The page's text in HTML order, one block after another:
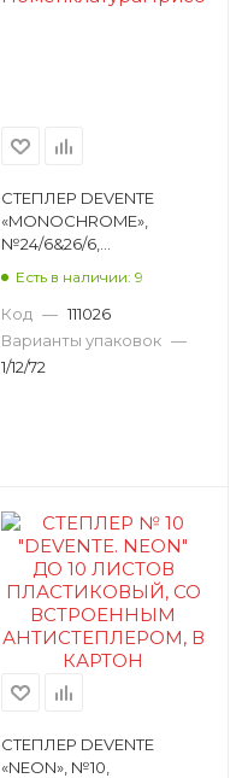
СТЕПЛЕР DEVENTE
«MONOCHROME»,
№24/6&26/6,
ЛИСТОВ, ПЛАСТИК,
ЧЕРНО-РОЗОВЫЙ
НЕОНО 4142004
Есть в наличии: 9
Код — 111026
Варианты упаковок —
1/12/72
СТЕПЛЕР DEVENTE
«NEON», №10,